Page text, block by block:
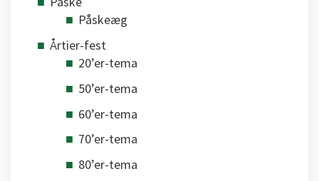
Påskeæg
Årtier-fest
20’er-tema
50’er-tema
60’er-tema
70’er-tema
80’er-tema